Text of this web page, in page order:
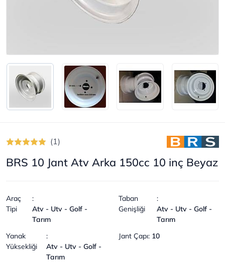
(1)
BRS 10 Jant Atv Arka 150cc 10 inç Beyaz
Araç
Tipi
:
Atv - Utv - Golf -
Tarım
Taban
Genişliği
:
Atv - Utv - Golf -
Tarım
Yanak
Yüksekliği
:
Atv - Utv - Golf -
Tarım
Jant Çapı: 10